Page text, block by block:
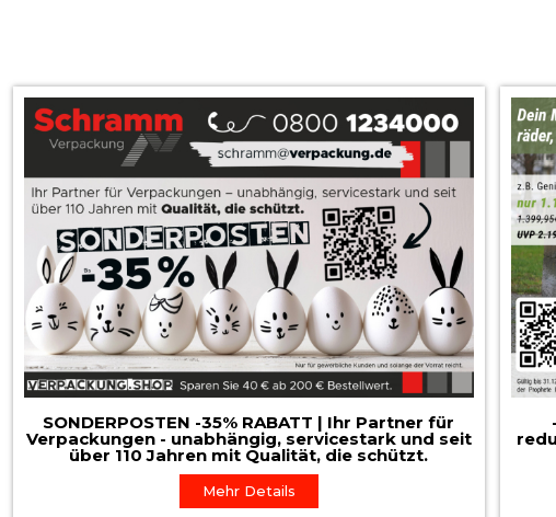
SONDERPOSTEN -35% RABATT | Ihr Partner für
Verpackungen - unabhängig, servicestark und seit
über 110 Jahren mit Qualität, die schützt.
Mehr Details